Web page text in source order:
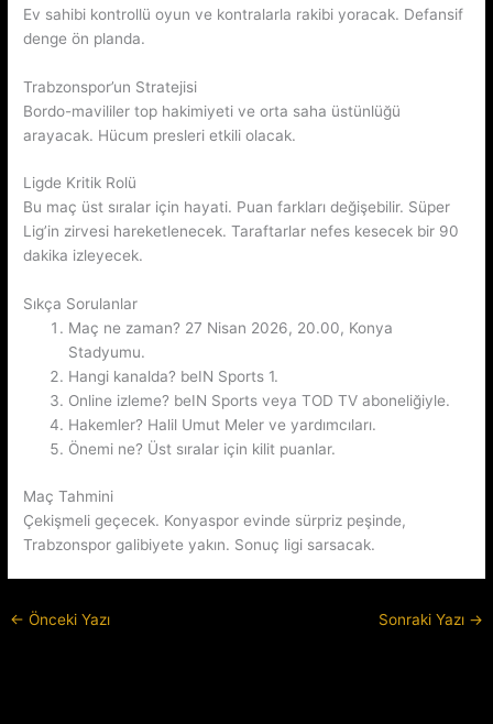
Ev sahibi kontrollü oyun ve kontralarla rakibi yoracak. Defansif
denge ön planda.
Trabzonspor’un Stratejisi
Bordo-mavililer top hakimiyeti ve orta saha üstünlüğü
arayacak. Hücum presleri etkili olacak.
Ligde Kritik Rolü
Bu maç üst sıralar için hayati. Puan farkları değişebilir. Süper
Lig’in zirvesi hareketlenecek. Taraftarlar nefes kesecek bir 90
dakika izleyecek.
Sıkça Sorulanlar
Maç ne zaman? 27 Nisan 2026, 20.00, Konya
Stadyumu.
Hangi kanalda? beIN Sports 1.
Online izleme? beIN Sports veya TOD TV aboneliğiyle.
Hakemler? Halil Umut Meler ve yardımcıları.
Önemi ne? Üst sıralar için kilit puanlar.
Maç Tahmini
Çekişmeli geçecek. Konyaspor evinde sürpriz peşinde,
Trabzonspor galibiyete yakın. Sonuç ligi sarsacak.
← Önceki Yazı Sonraki Yazı →